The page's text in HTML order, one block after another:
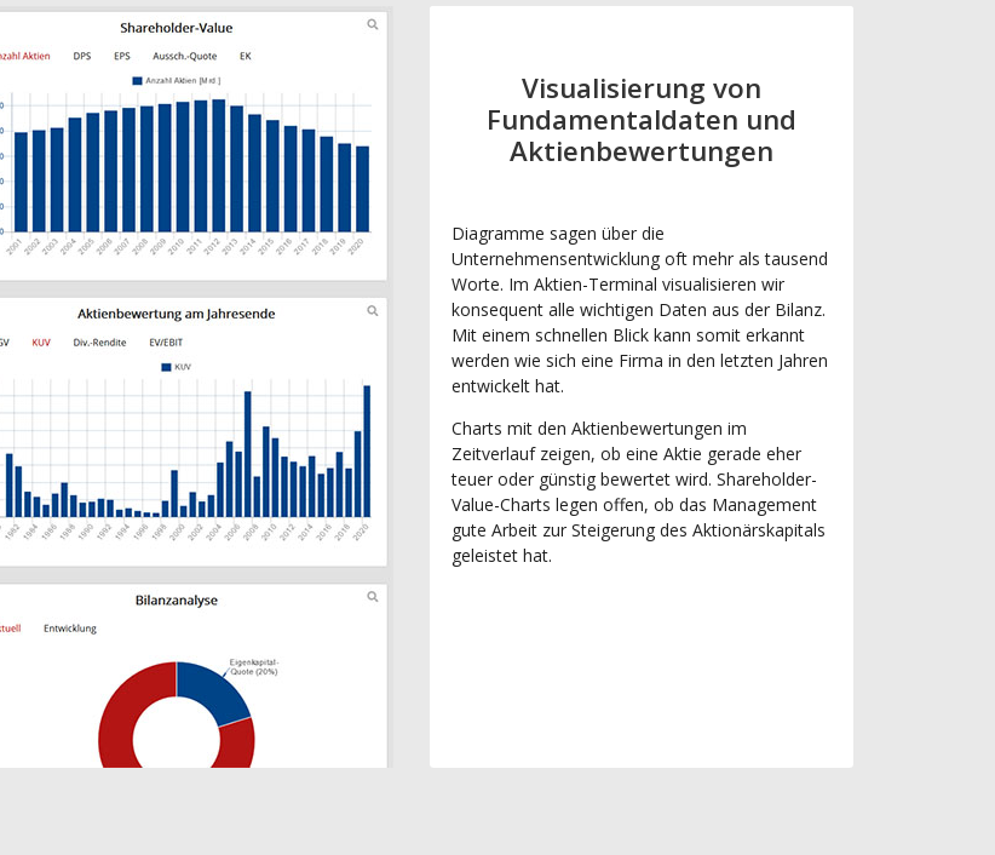
Visualisierung von
Fundamentaldaten und
Aktienbewertungen
Diagramme sagen über die
Unternehmensentwicklung oft mehr als tausend
Worte. Im Aktien-Terminal visualisieren wir
konsequent alle wichtigen Daten aus der Bilanz.
Mit einem schnellen Blick kann somit erkannt
werden wie sich eine Firma in den letzten Jahren
entwickelt hat.
Charts mit den Aktienbewertungen im
Zeitverlauf zeigen, ob eine Aktie gerade eher
teuer oder günstig bewertet wird. Shareholder-
Value-Charts legen offen, ob das Management
gute Arbeit zur Steigerung des Aktionärskapitals
geleistet hat.